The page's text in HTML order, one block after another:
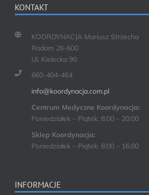
KONTAKT
KOORDYNACJA Mariusz Strzecha
Radom 26-600
Ul. Kielecka 90
660-404-464
info@koordynacja.com.pl
Centrum Medyczne Koordynacja:
Poniedziałek – Piątek: 8:00 – 20:00
Sklep Koordynacja:
Poniedziałek – Piątek: 8:00 – 16:00
INFORMACJE